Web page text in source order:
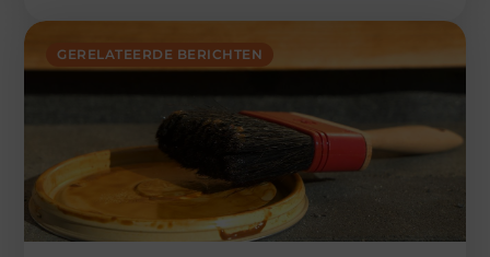
GERELATEERDE BERICHTEN